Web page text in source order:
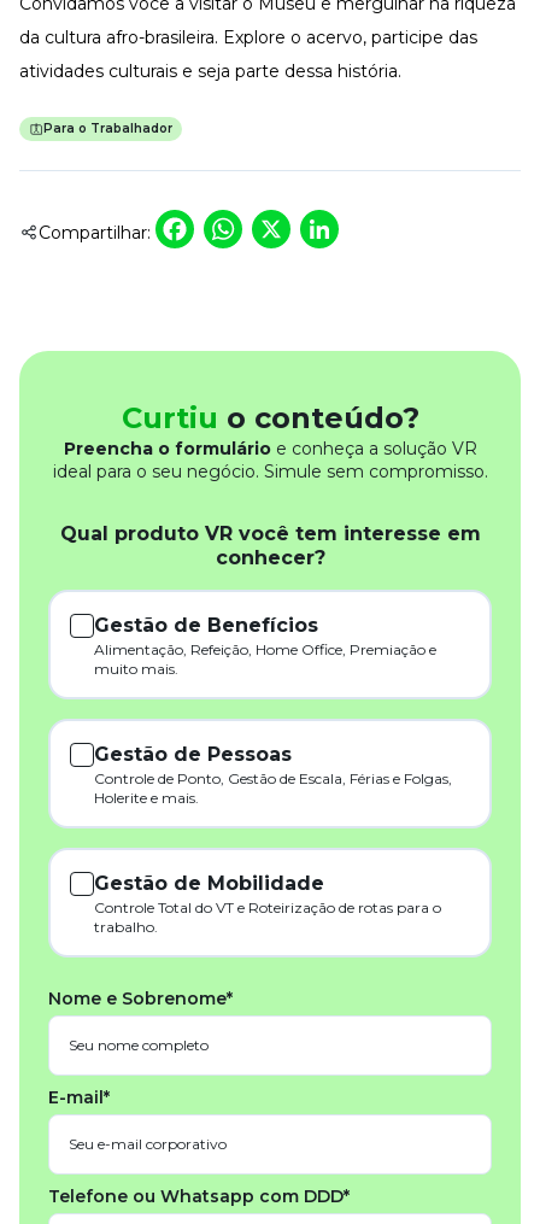
da cultura afro-brasileira. Explore o acervo, participe das
atividades culturais e seja parte dessa história.
Para o Trabalhador
Compartilhar: Facebook
WhatsApp
X
Curtiu o conteúdo?
Preencha o formulárioe conheça a solução VR
ideal para o seu negócio. Simule sem compromisso.
Qual produto VR você tem interesse em
conhecer?
Gestão de Benefícios
Alimentação, Refeição, Home Office, Premiação e
muito mais.
Gestão de Pessoas
Controle de Ponto, Gestão de Escala, Férias e Folgas,
Holerite e mais.
Gestão de Mobilidade
Controle Total do VT e Roteirização de rotas para o
trabalho.
Nome e Sobrenome*
E-mail*
Telefone ou Whatsapp com DDD*